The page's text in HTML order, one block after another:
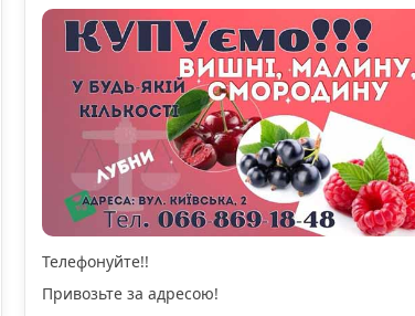
Телефонуйте!!
Привозьте за адресою!